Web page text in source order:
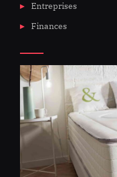
Entreprises
Finances